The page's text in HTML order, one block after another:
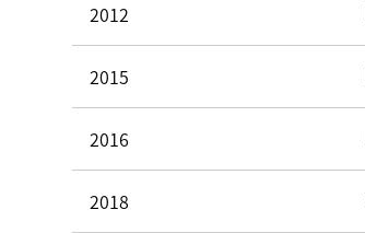
2012
2015
2016
2018